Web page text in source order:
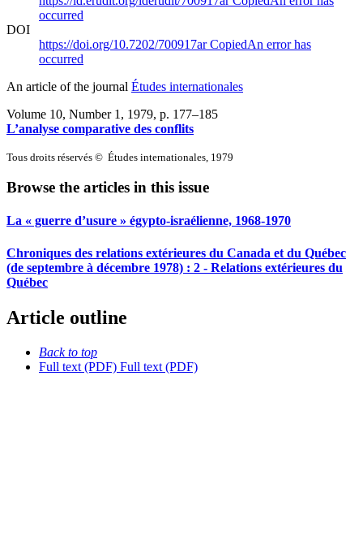
occurred
DOI
https://doi.org/10.7202/700917arCopiedAn error has
occurred
An article of the journal Études internationales
Volume 10, Number 1, 1979, p. 177–185
L’analyse comparative des conflits
Tous droits réservés © Études internationales, 1979
Browse the articles in this issue
La « guerre d’usure » égypto-israélienne, 1968-1970
Chroniques des relations extérieures du Canada et du Québec
(de septembre à décembre 1978) : 2 - Relations extérieures du
Québec
Article outline
Back to top
Full text (PDF) Full text (PDF)